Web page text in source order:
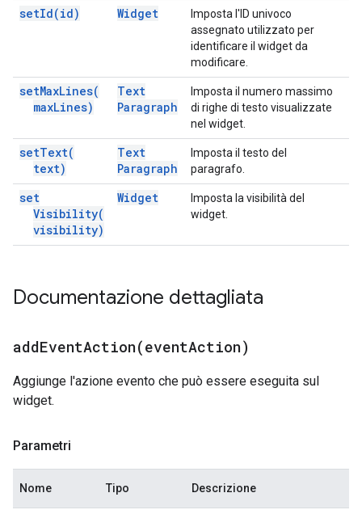
setId(id) Widget
Imposta l'ID univoco
assegnato utilizzato per
identificare il widget da
modificare.
setMaxLines(
maxLines)
Text
Paragraph
Imposta il numero massimo
di righe di testo visualizzate
nel widget.
setText(
text)
Text
Paragraph
Imposta il testo del
paragrafo.
set
Visibility(
visibility)
Widget
Imposta la visibilità del
widget.
Documentazione dettagliata
addEventAction(eventAction)
Aggiunge l'azione evento che può essere eseguita sul
widget.
Parametri
Nome Tipo Descrizione